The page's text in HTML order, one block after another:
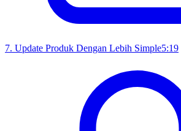
7. Update Produk Dengan Lebih Simple5:19